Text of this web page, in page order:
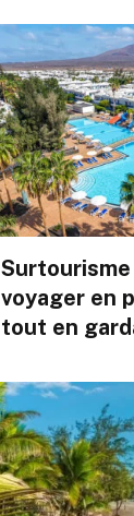
voyager en
tout en